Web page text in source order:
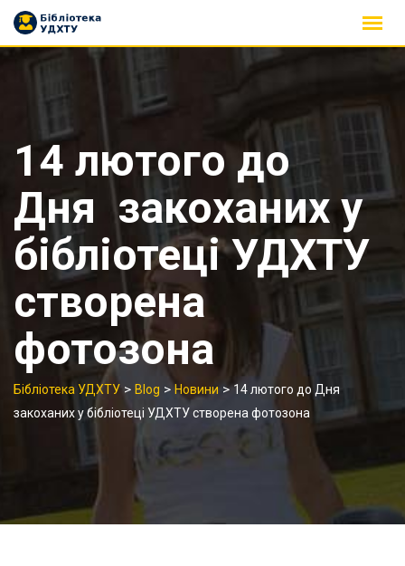
Skip
content
14 лютого до
Дня закоханих у
бібліотеці УДХТУ
створена
фотозона
Бібліотека УДХТУ> Blog >Новини >14 лютого до Дня
закоханих у бібліотеці УДХТУ створена фотозона